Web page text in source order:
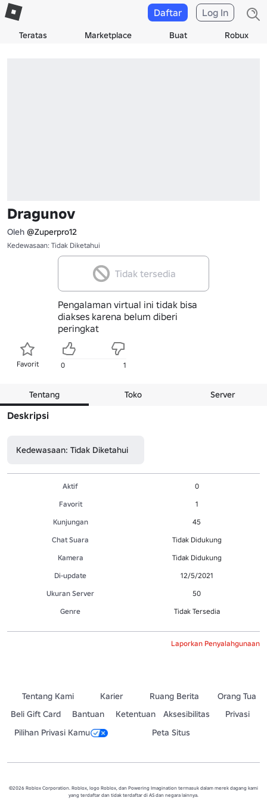
Teratas Marketplace Buat Robux
Daftar Log In
Dragunov
Oleh @Zuperpro12
Kedewasaan: Tidak Diketahui
Tidak tersedia
Pengalaman virtual ini tidak bisa
diakses karena belum diberi
peringkat
Favorit 0 1
Tentang Toko Server
Deskripsi
Kedewasaan: Tidak Diketahui
Aktif
0
Favorit
1
Kunjungan
45
Chat Suara
Tidak Didukung
Kamera
Tidak Didukung
Di-update
12/5/2021
Ukuran Server
50
Genre
Tidak Tersedia
Laporkan Penyalahgunaan
Tentang Kami Karier Ruang Berita
Orang Tua
Beli Gift Card
Bantuan Ketentuan Aksesibilitas
Privasi
Pilihan Privasi Kamu
Peta Situs
©2026 Roblox Corporation. Roblox, logo Roblox, dan Powering Imagination termasuk dalam merek dagang kami
yang terdaftar dan tidak terdaftar di AS dan negara lainnya.